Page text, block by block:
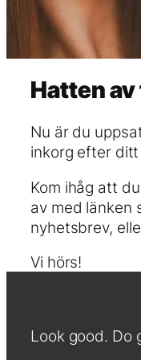
Hatten
Nu är du
inkorg efter
Kom ihåg att
av med länken
nyhetsbrev,
Vi hörs!
Look good. Do